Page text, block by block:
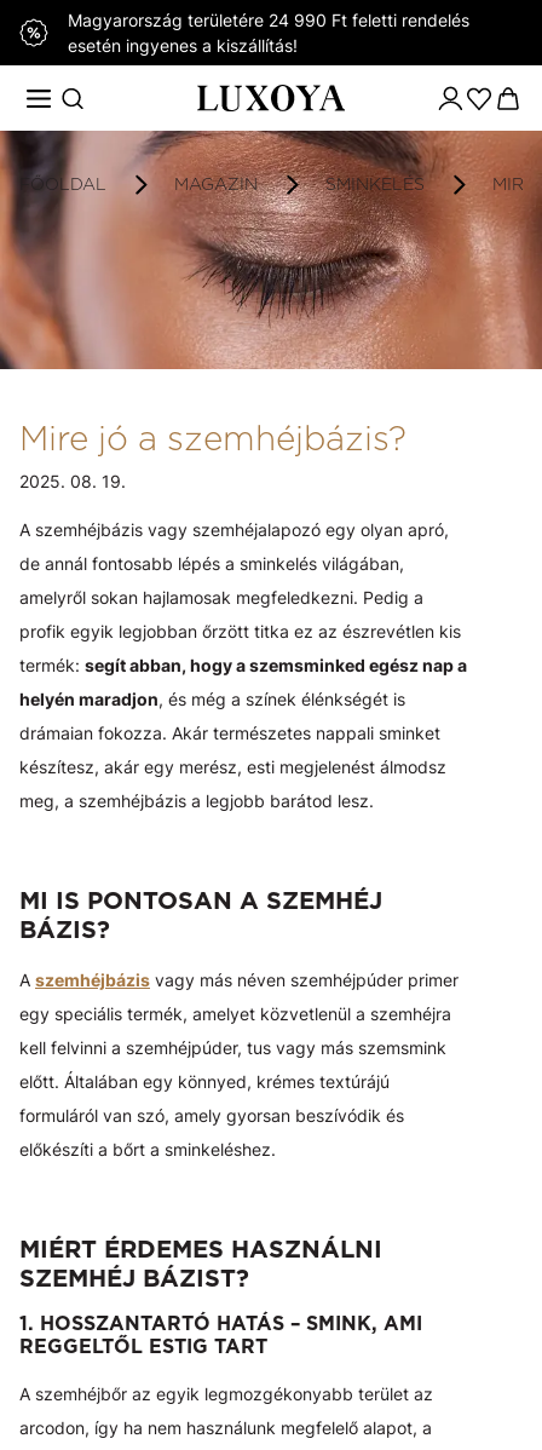
Magyarország területére 24 990 Ft feletti rendelés
esetén ingyenes a kiszállítás!
FŐOLDAL MAGAZIN SMINKELÉS MIRE
Mire jó a szemhéjbázis?
2025. 08. 19.
A szemhéjbázis vagy szemhéjalapozó egy olyan apró,
de annál fontosabb lépés a sminkelés világában,
amelyről sokan hajlamosak megfeledkezni. Pedig a
profik egyik legjobban őrzött titka ez az észrevétlen kis
termék: segít abban, hogy a szemsminked egész nap a
helyén maradjon, és még a színek élénkségét is
drámaian fokozza. Akár természetes nappali sminket
készítesz, akár egy merész, esti megjelenést álmodsz
meg, a szemhéjbázis a legjobb barátod lesz.
MI IS PONTOSAN A SZEMHÉJ
BÁZIS?
A szemhéjbázis vagy más néven szemhéjpúder primer
egy speciális termék, amelyet közvetlenül a szemhéjra
kell felvinni a szemhéjpúder, tus vagy más szemsmink
előtt. Általában egy könnyed, krémes textúrájú
formuláról van szó, amely gyorsan beszívódik és
előkészíti a bőrt a sminkeléshez.
MIÉRT ÉRDEMES HASZNÁLNI
SZEMHÉJ BÁZIST?
1. HOSSZANTARTÓ HATÁS – SMINK, AMI
REGGELTŐL ESTIG TART
A szemhéjbőr az egyik legmozgékonyabb terület az
arcodon, így ha nem használunk megfelelő alapot, a